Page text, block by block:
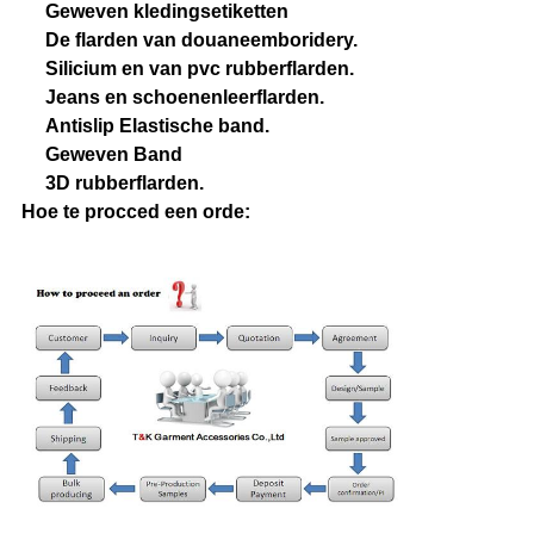
Geweven kledingsetiketten
De flarden van douaneemboridery.
Silicium en van pvc rubberflarden.
Jeans en schoenenleerflarden.
Antislip Elastische band.
Geweven Band
3D rubberflarden.
Hoe te procced een orde: